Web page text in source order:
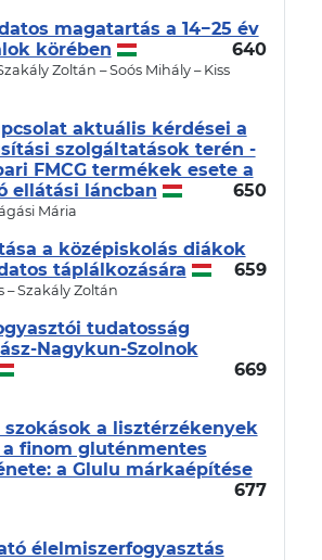
magatartás a 14−25 év
körében
640
Zoltán – Soós Mihály – Kiss
aktuális kérdései a
szolgáltatások terén -
FMCG termékek esete a
ellátási láncban
650
Mária
a középiskolás diákok
táplálkozására
659
– Szakály Zoltán
tudatosság
Nagykun-Szolnok
669
szokások a lisztérzékenyek
a finom gluténmentes
a Glulu márkaépítése
677
élelmiszerfogyasztás